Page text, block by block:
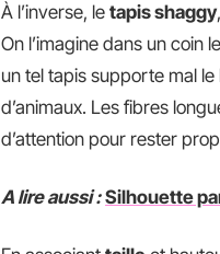
À l’inverse, le tapis shaggy
On l’imagine dans un coin
un tel tapis supporte mal le
d’animaux. Les fibres
d’attention pour rester
A lire aussi : Silhouette